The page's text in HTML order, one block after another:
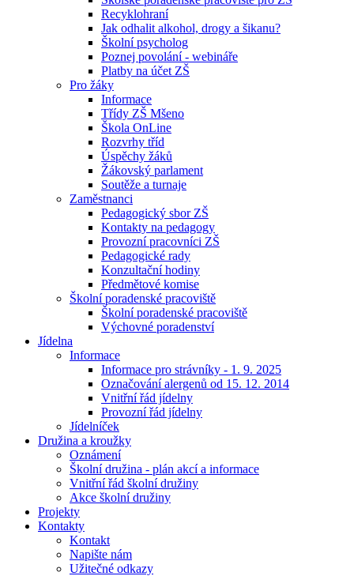
Recyklohraní
Jak odhalit alkohol, drogy a šikanu?
Školní psycholog
Poznej povolání - webináře
Platby na účet ZŠ
Pro žáky
Informace
Třídy ZŠ Mšeno
Škola OnLine
Rozvrhy tříd
Úspěchy žáků
Žákovský parlament
Soutěže a turnaje
Zaměstnanci
Pedagogický sbor ZŠ
Kontakty na pedagogy
Provozní pracovníci ZŠ
Pedagogické rady
Konzultační hodiny
Předmětové komise
Školní poradenské pracoviště
Školní poradenské pracoviště
Výchovné poradenství
Jídelna
Informace
Informace pro strávníky - 1. 9. 2025
Označování alergenů od 15. 12. 2014
Vnitřní řád jídelny
Provozní řád jídelny
Jídelníček
Družina a kroužky
Oznámení
Školní družina - plán akcí a informace
Vnitřní řád školní družiny
Akce školní družiny
Projekty
Kontakty
Kontakt
Napište nám
Užitečné odkazy